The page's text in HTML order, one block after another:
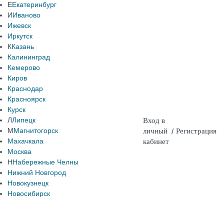
ЕЕкатеринбург
ИИваново
Ижевск
Иркутск
ККазань
Калининград
Кемерово
Киров
Краснодар
Красноярск
Курск
ЛЛипецк
ММагнитогорск
Махачкала
Москва
ННабережные Челны
Нижний Новгород
Новокузнецк
Новосибирск
Вход в
личный
кабинет
/ Регистрация